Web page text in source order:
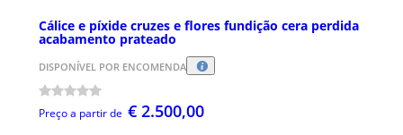
Cálice e píxide cruzes e flores fundição cera perdida
acabamento prateado
DISPONÍVEL POR ENCOMENDA
Preço a partir de € 2.500,00